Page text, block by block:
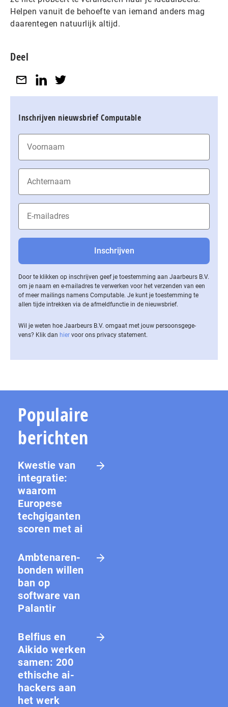
Helpen vanuit de behoefte van iemand anders mag
daarentegen natuurlijk altijd.
Deel
Inschrijven nieuwsbrief Computable
Door te klikken op inschrijven geef je toestemming aan Jaarbeurs B.V.
om je naam en e-mailadres te verwerken voor het verzenden van een
of meer mailings namens Computable. Je kunt je toestemming te
allen tijde intrekken via de af­meld­func­tie in de nieuwsbrief.
Wil je weten hoe Jaarbeurs B.V. omgaat met jouw per­soons­ge­ge­
vens? Klik dan hier voor ons privacy statement.
Populaire
berichten
Kwestie van
integratie:
waarom
Europese
techgiganten
scoren met ai
Amb­te­na­ren­
bon­den willen
ban op
software van
Palantir
Belfius en
Aikido werken
samen: 200
ethische ai-
hackers aan
het werk